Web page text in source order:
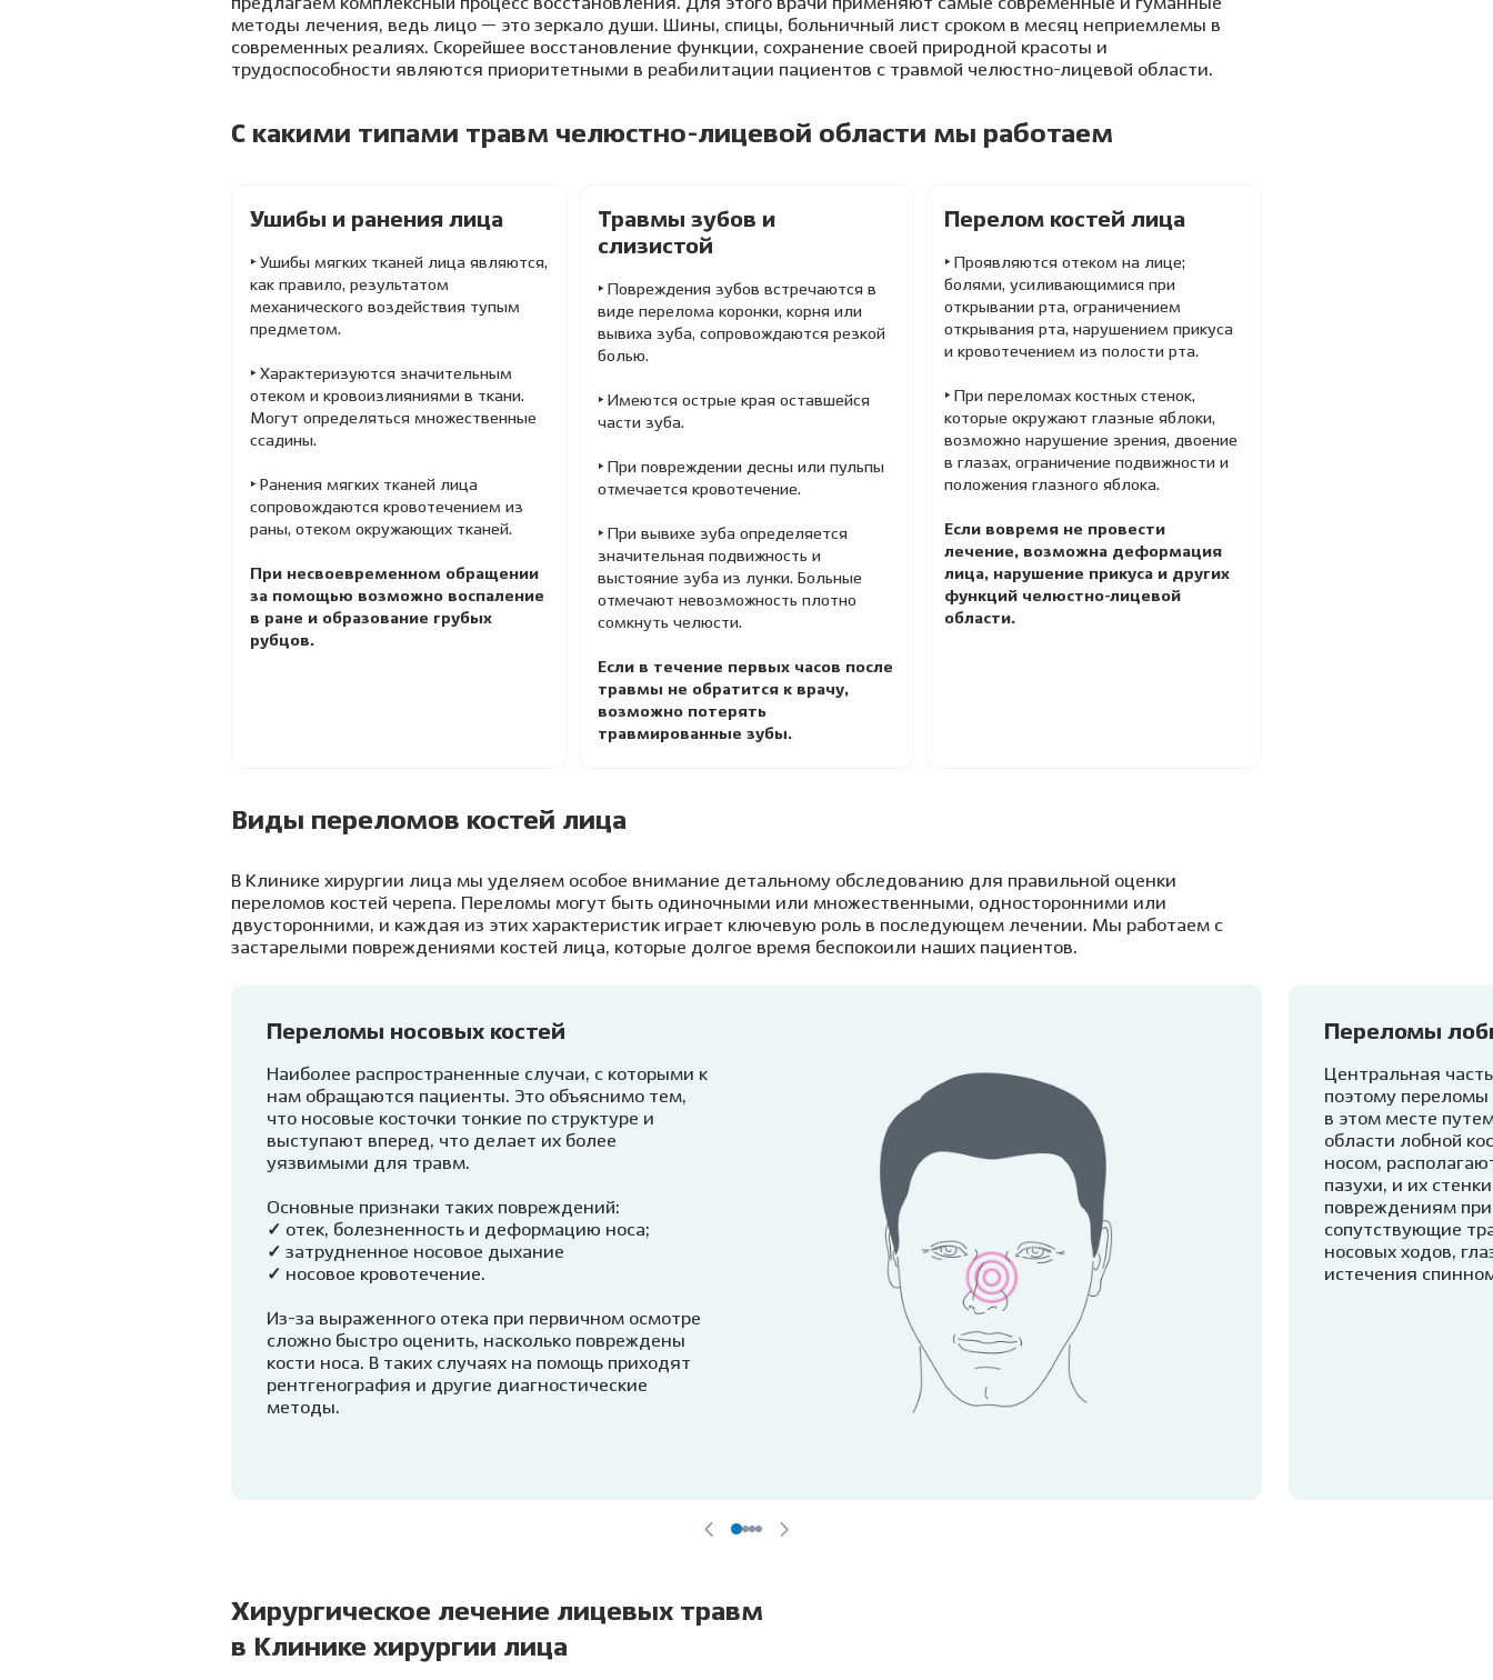
предлагаем комплексный процесс восстановления. Для этого врачи применяют самые современные и гуманные
методы лечения, ведь лицо — это зеркало души. Шины, спицы, больничный лист сроком в месяц неприемлемы в
современных реалиях. Скорейшее восстановление функции, сохранение своей природной красоты и
трудоспособности являются приоритетными в реабилитации пациентов с травмой челюстно-лицевой области.
C какими типами травм челюстно-лицевой области мы работаем
Ушибы и ранения лица
‣ Ушибы мягких тканей лица являются,
как правило, результатом
механического воздействия тупым
предметом.
‣ Характеризуются значительным
отеком и кровоизлияниями в ткани.
Могут определяться множественные
ссадины.
‣ Ранения мягких тканей лица
сопровождаются кровотечением из
раны, отеком окружающих тканей.
При несвоевременном обращении
за помощью возможно воспаление
в ране и образование грубых
рубцов.
Травмы зубов и
слизистой
‣ Повреждения зубов встречаются в
виде перелома коронки, корня или
вывиха зуба, сопровождаются резкой
болью.
‣ Имеются острые края оставшейся
части зуба.
‣ При повреждении десны или пульпы
отмечается кровотечение.
‣ При вывихе зуба определяется
значительная подвижность и
выстояние зуба из лунки. Больные
отмечают невозможность плотно
сомкнуть челюсти.
Если в течение первых часов после
травмы не обратится к врачу,
возможно потерять
травмированные зубы.
Перелом костей лица
‣ Проявляются отеком на лице;
болями, усиливающимися при
открывании рта, ограничением
открывания рта, нарушением прикуса
и кровотечением из полости рта.
‣ При переломах костных стенок,
которые окружают глазные яблоки,
возможно нарушение зрения, двоение
в глазах, ограничение подвижности и
положения глазного яблока.
Если вовремя не провести
лечение, возможна деформация
лица, нарушение прикуса и других
функций челюстно-лицевой
области.
Виды переломов костей лица
В Клинике хирургии лица мы уделяем особое внимание детальному обследованию для правильной оценки
переломов костей черепа. Переломы могут быть одиночными или множественными, односторонними или
двусторонними, и каждая из этих характеристик играет ключевую роль в последующем лечении. Мы работаем с
застарелыми повреждениями костей лица, которые долгое время беспокоили наших пациентов.
Переломы носовых костей
Наиболее распространенные случаи, с которыми к
нам обращаются пациенты. Это объяснимо тем,
что носовые косточки тонкие по структуре и
выступают вперед, что делает их более
уязвимыми для травм.
Основные признаки таких повреждений:
✓ отек, болезненность и деформацию носа;
✓ затрудненное носовое дыхание
✓ носовое кровотечение.
Из-за выраженного отека при первичном осмотре
сложно быстро оценить, насколько повреждены
кости носа. В таких случаях на помощь приходят
рентгенография и другие диагностические
методы.
Переломы
Центральная
поэтому переломы
в этом месте
области лобной
носом,
пазухи, и их
повреждениям
сопутствующие
носовых ходов,
истечения
Хирургическое лечение лицевых травм
в Клинике хирургии лица